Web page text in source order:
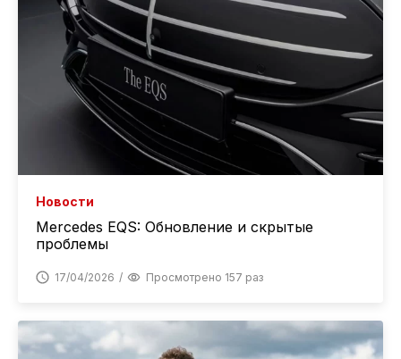
Новости
Mercedes EQS: Обновление и скрытые
проблемы
17/04/2026 Просмотрено 157 раз